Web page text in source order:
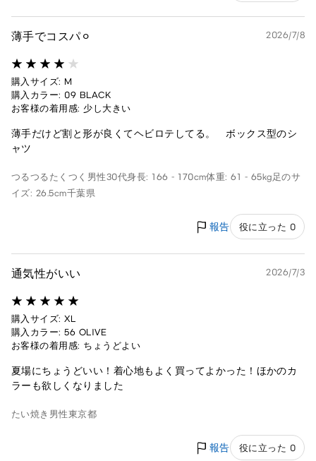
薄手でコスパ⚪︎ 2026/7/8
購入サイズ: M
購入カラー: 09 BLACK
お客様の着用感: 少し大きい
薄手だけど割と形が良くてヘビロテしてる。 ボックス型のシ
ャツ
つるつるたくつく 男性30代身長: 166 - 170cm体重: 61 - 65kg足のサ
イズ: 26.5cm千葉県
報告 役に立った 0
通気性がいい 2026/7/3
購入サイズ: XL
購入カラー: 56 OLIVE
お客様の着用感: ちょうどよい
夏場にちょうどいい！着心地もよく買ってよかった！ほかのカ
ラーも欲しくなりました
たい焼き 男性東京都
報告 役に立った 0